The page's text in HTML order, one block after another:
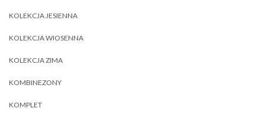
KOLEKCJA JESIENNA
KOLEKCJA WIOSENNA
KOLEKCJA ZIMA
KOMBINEZONY
KOMPLET